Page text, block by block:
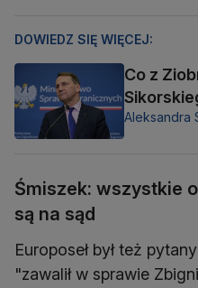
DOWIEDZ SIĘ WIĘCEJ:
Co z
Aleksandra
Śmiszek: wszystkie
są na sąd
Europoseł był też
"zawalił w sprawie